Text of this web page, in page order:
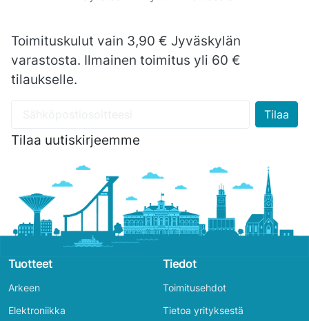
Toimituskulut vain 3,90 € Jyväskylän
varastosta. Ilmainen toimitus yli 60 €
tilaukselle.
Tilaa uutiskirjeemme
Tuotteet
Arkeen
Elektroniikka
Tiedot
Toimitusehdot
Tietoa yrityksestä